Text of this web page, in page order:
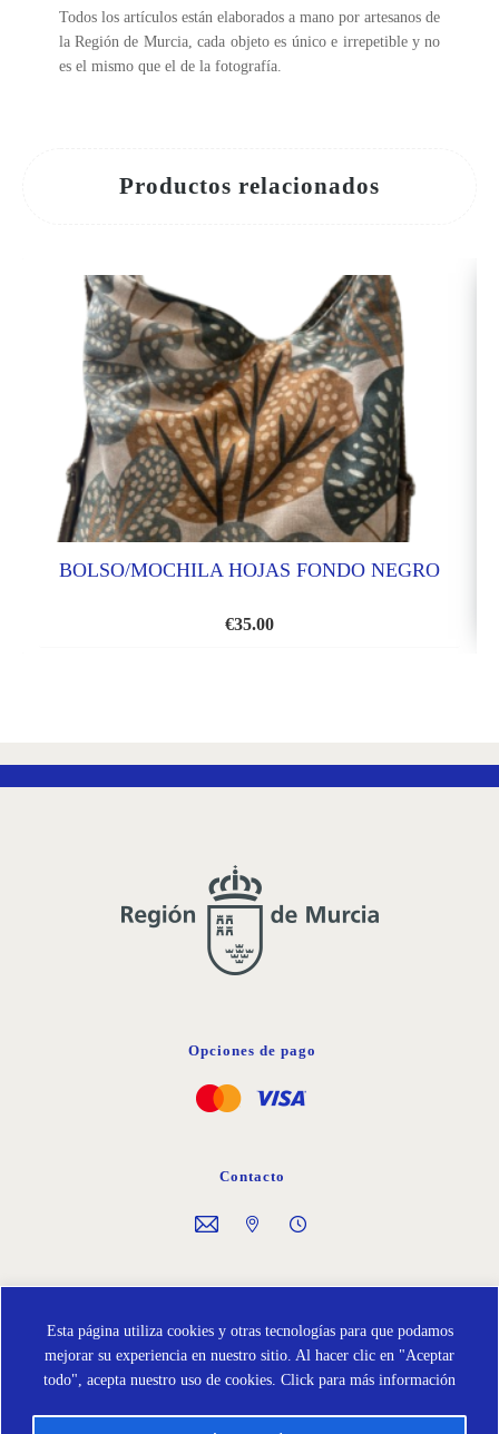
Esta página utiliza cookies y otras tecnologías para que podamos
mejorar su experiencia en nuestro sitio. Al hacer clic en "Aceptar
todo", acepta nuestro uso de cookies. Click para más información
Todos los artículos están elaborados a mano por artesanos de
la Región de Murcia, cada objeto es único e irrepetible y no
es el mismo que el de la fotografía.
Productos relacionados
BOLSO/MOCHILA HOJAS FONDO NEGRO
€35.00
Opciones de pago
Contacto